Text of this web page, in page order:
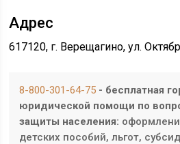
Адрес
617120, г. Верещагино, ул.
8-800-301-64-75 - бесплатная
юридической помощи по
защиты населения:
детских пособий, льгот,